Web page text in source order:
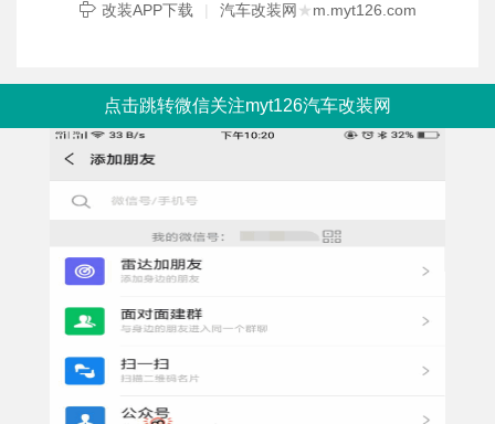
改装APP下载 | 汽车改装网 ★m.myt126.com
点击跳转微信关注myt126汽车改装网